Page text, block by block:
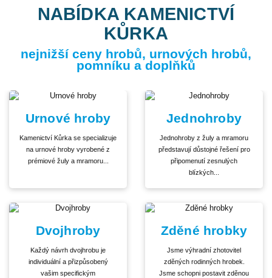
NABÍDKA KAMENICTVÍ
KŮRKA
nejnižší ceny hrobů, urnových hrobů,
pomníku a doplňků
Urnové hroby
Kamenictví Kůrka se specializuje
na urnové hroby vyrobené z
prémiové žuly a mramoru...
Jednohroby
Jednohroby z žuly a mramoru
představují důstojné řešení pro
připomenutí zesnulých
blízkých...
Dvojhroby
Každý návrh dvojhrobu je
individuální a přizpůsobený
vašim specifickým
Zděné hrobky
Jsme výhradní zhotovitel
zděných rodinných hrobek.
Jsme schopni postavit zděnou